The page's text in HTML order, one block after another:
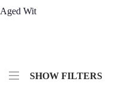
Aged Wit
SHOW FILTERS